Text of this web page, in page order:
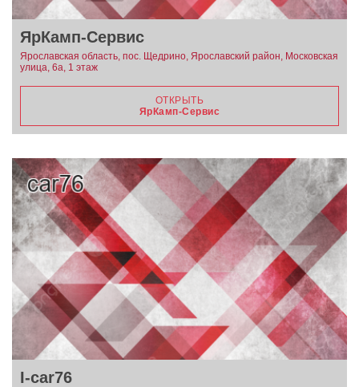
ЯрКамп-Сервис
Ярославская область, пос. Щедрино, Ярославский район, Московская
улица, 6а, 1 этаж
ОТКРЫТЬ
ЯрКамп-Сервис
I-car76